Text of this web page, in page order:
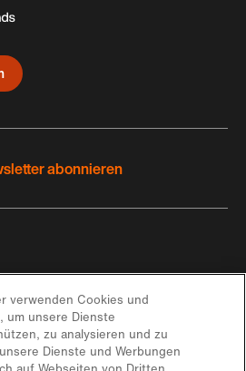
abonnieren
verwenden Cookies und
um unsere Dienste
zu analysieren und zu
Dienste und Werbungen